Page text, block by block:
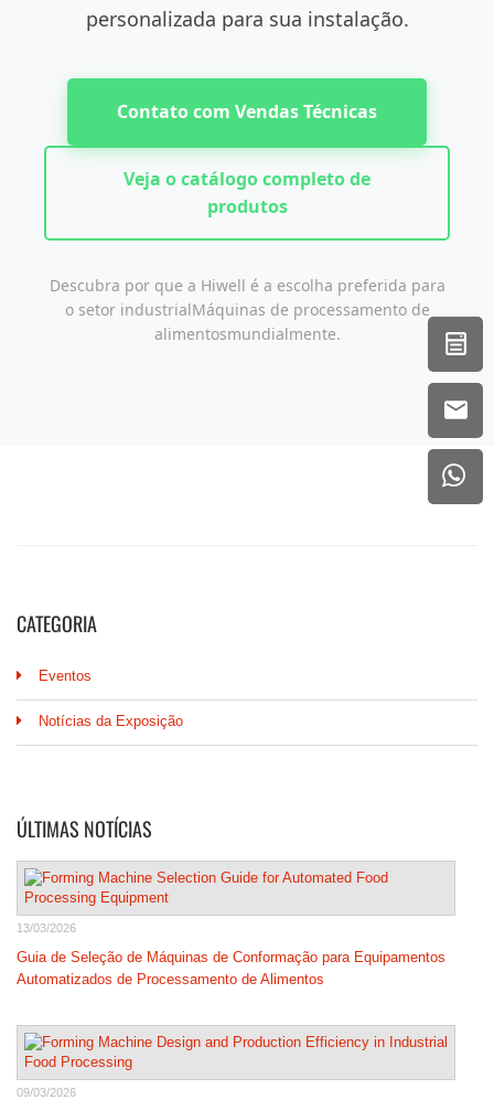
CATEGORIA
Eventos
Notícias da Exposição
ÚLTIMAS NOTÍCIAS
13/03/2026
Guia de Seleção de Máquinas de Conformação para Equipamentos
Automatizados de Processamento de Alimentos
09/03/2026